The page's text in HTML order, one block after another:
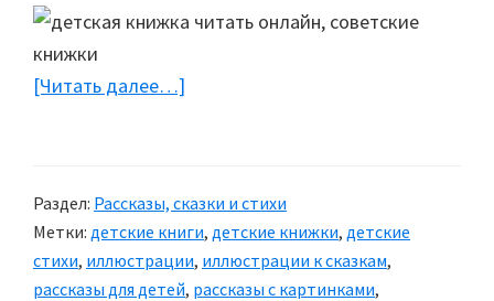
[Читать далее…]
Кошка
и
Курочка»
Раздел: Рассказы, сказки и стихи
Метки: детские книги, детские книжки, детские
стихи, иллюстрации, иллюстрации к сказкам,
рассказы для детей, рассказы с картинками,